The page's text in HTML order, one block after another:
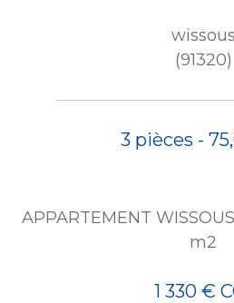
wissous
(91320)
3 pièces -
APPARTEMENT
m2
1 330 €